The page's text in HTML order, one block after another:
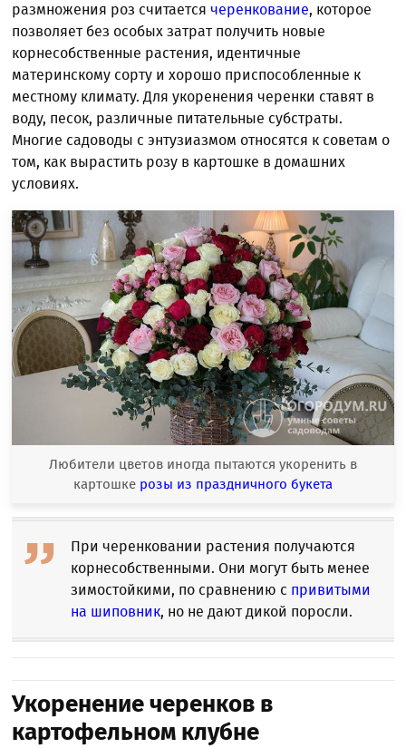
размножения роз считаетсячеренкование, которое
позволяет без особых затрат получить новые
корнесобственные растения, идентичные
материнскому сорту и хорошо приспособленные к
местному климату. Для укоренения черенки ставят в
воду, песок, различные питательные субстраты.
Многие садоводы с энтузиазмом относятся к советам о
том, как вырастить розу в картошке в домашних
условиях.
Любители цветов иногда пытаются укоренить в
картошке розы из праздничного букета
При черенковании растения получаются
корнесобственными. Они могут быть менее
зимостойкими, по сравнению с привитыми
на шиповник, но не дают дикой поросли.
Укоренение черенков в
картофельном клубне